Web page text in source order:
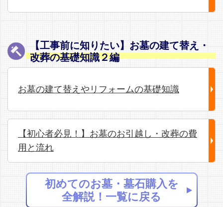
【工事前に知りたい】お墓の建て替え・
改葬の基礎知識２編
お墓の建て替えやリフォームの基礎知識
【初心者必見！】お墓のお引越し・改葬の費
用と流れ
初めてのお墓・墓石購入を
全解説！一覧に戻る